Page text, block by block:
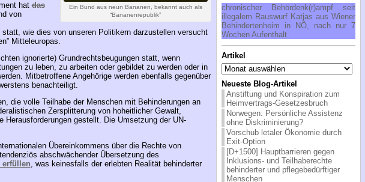
Ein Bund aus neun Bananen, bekannt auch als
“Bananenrepublik”
hatdas
von
wie dies von unseren Politikern darzustellen versucht
Mitteleuropas.
ignorierte) Grundrechtsbeugungen statt, wenn
zu leben, zu arbeiten oder gebildet zu werden oder in
Mitbetroffene Angehörige werden ebenfalls gegenüber
benachteiligt.
die volle Teilhabe der Menschen mit Behinderungen an
Zersplitterung von hoheitlicher Gewalt,
gestellt. Die Umsetzung der UN-
Übereinkommens über die Rechte von
abschwächender Übersetzung des
erfüllen , was keinesfalls der erlebten Realität behinderter
chronischer Behördenk(r)ampf seit
illegalem Rauswurf Katjas aus Wiener
Behindertenheim in NÖ, nach nur 7
Wochen Aufenthalt.
Artikel
Artikel
Neueste Blog-Artikel
Anstiftung und Konspiration zum
Heimvertrags-Gesetzesbruch
Norwegen: Persönliche Assistenz
ohne Diskriminierung?
Vorschub letaler Ökonomie durch
Exit-Option
[D+1500] Hauptbarrieren gegen
Inklusions- und Teilhaberechte
behinderter und pflegebedürftiger
Menschen